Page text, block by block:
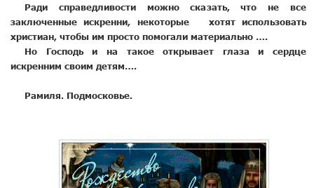
Ради справедливости можно сказать, что не все
заключенные искренни, некоторые хотят использовать
христиан, чтобы им просто помогали материально ….
Но Господь и на такое открывает глаза и сердце
искренним своим детям….
Рамиля. Подмосковье.